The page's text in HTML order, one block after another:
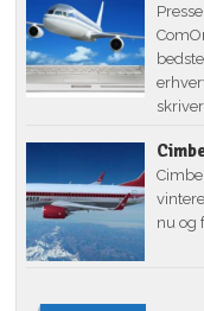
skriver
nu og